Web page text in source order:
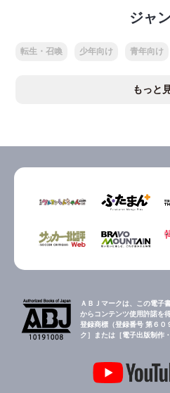
ジャ
転生・召喚 少年向け 青年向け
もっと
ＡＢＪマークは、この電子
からコンテンツ使用許諾を
登録商標（登録番号 第６０
ク］または［電子出版制作